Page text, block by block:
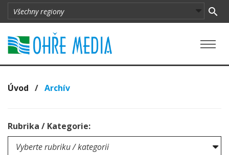
Úvod / Archív
Rubrika / Kategorie: